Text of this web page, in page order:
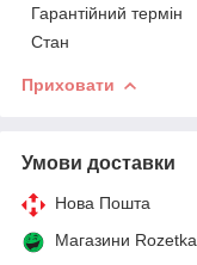
Гарантійний термін
Стан
Приховати
Умови доставки
Нова Пошта
Магазини Rozetka